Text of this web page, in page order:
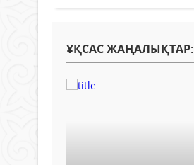
ҰҚСАС ЖАҢАЛЫҚТАР: